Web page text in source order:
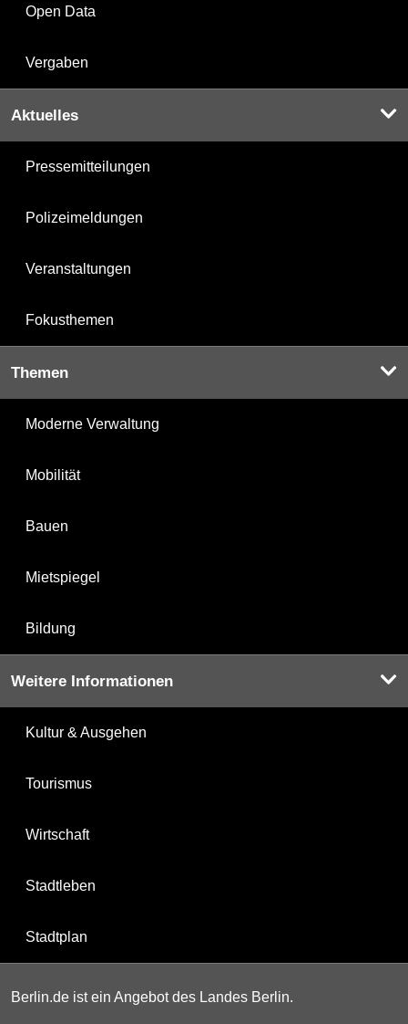
Open Data
Vergaben
Aktuelles
Pressemitteilungen
Polizeimeldungen
Veranstaltungen
Fokusthemen
Themen
Moderne Verwaltung
Mobilität
Bauen
Mietspiegel
Bildung
Weitere Informationen
Kultur & Ausgehen
Tourismus
Wirtschaft
Stadtleben
Stadtplan
Berlin.de ist ein Angebot des Landes Berlin.